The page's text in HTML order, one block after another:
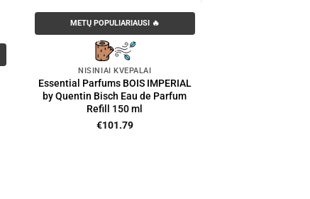
METŲ POPULIARIAUSI 🔥
NIŠINIAI KVEPALAI
Essential Parfums BOIS IMPERIAL
by Quentin Bisch Eau de Parfum
Refill 150 ml
€101.79